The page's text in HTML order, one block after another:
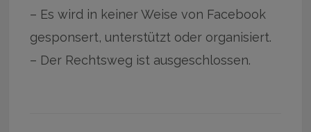
– Es wird in keiner Weise von Facebook
gesponsert, unterstützt oder organisiert.
– Der Rechtsweg ist ausgeschlossen.